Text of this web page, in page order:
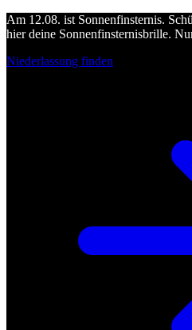
Am 12.08. ist Sonnenfinsternis.
hier deine Sonnenfinsternisbrille.
Niederlassung finden